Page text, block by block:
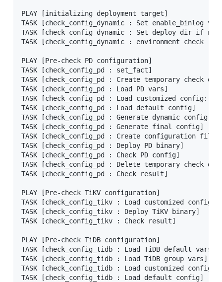
PLAY [initializing deployment target]
TASK [check_config_dynamic : Set enable_binlog
TASK [check_config_dynamic : Set deploy_dir if
TASK [check_config_dynamic : environment check
PLAY [Pre-check PD configuration]
TASK [check_config_pd : set_fact]
TASK [check_config_pd : Create temporary check
TASK [check_config_pd : Load PD vars]
TASK [check_config_pd : Load customized
TASK [check_config_pd : Load default config]
TASK [check_config_pd : Generate dynamic config]
TASK [check_config_pd : Generate final config]
TASK [check_config_pd : Create configuration
TASK [check_config_pd : Deploy PD binary]
TASK [check_config_pd : Check PD config]
TASK [check_config_pd : Delete temporary check
TASK [check_config_pd : Check result]
PLAY [Pre-check TiKV configuration]
TASK [check_config_tikv : Load customized
TASK [check_config_tikv : Deploy TiKV binary]
TASK [check_config_tikv : Check result]
PLAY [Pre-check TiDB configuration]
TASK [check_config_tidb : Load TiDB default vars]
TASK [check_config_tidb : Load TiDB group vars]
TASK [check_config_tidb : Load customized
TASK [check_config_tidb : Load default config]